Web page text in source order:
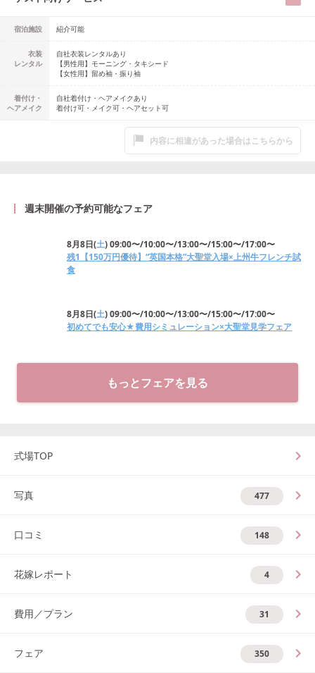
宿泊施設 紹介可能
衣装
レンタル
自社衣装レンタルあり
【男性用】 モーニング・タキシード
【女性用】 留め袖・振り袖
着付け・
ヘアメイク
自社着付け・ヘアメイクあり
着付け可・メイク可・ヘアセット可
内容に相違があった場合はこちらから
週末開催の予約可能なフェア
8月8日(土)09:00〜/10:00〜/13:00〜/15:00〜/17:00〜
残1【150万円優待】“英国本格”大聖堂入場×上州牛フレンチ試
食
8月8日(土)09:00〜/10:00〜/13:00〜/15:00〜/17:00〜
初めてでも安心★費用シミュレーション×大聖堂見学フェア
もっとフェアを見る
式場TOP
写真 477
口コミ 148
花嫁レポート 4
費用／プラン 31
フェア 350